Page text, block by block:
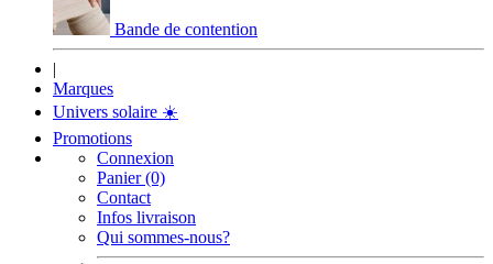
Bande de contention
|
Marques
Univers solaire ☀️
Promotions
Connexion
Panier (0)
Contact
Infos livraison
Qui sommes-nous?